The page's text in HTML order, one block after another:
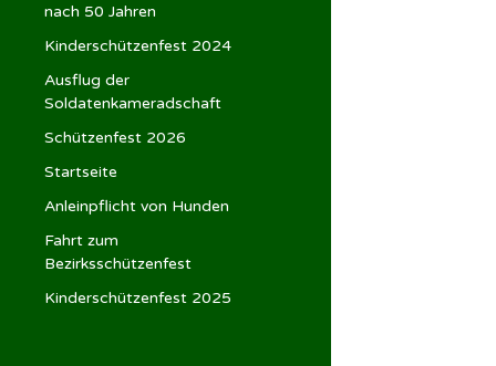
nach 50 Jahren
Kinderschützenfest 2024
Ausflug der
Soldatenkameradschaft
Schützenfest 2026
Startseite
Anleinpflicht von Hunden
Fahrt zum
Bezirksschützenfest
Kinderschützenfest 2025